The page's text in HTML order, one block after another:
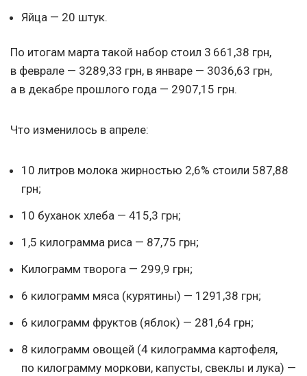
Яйца — 20 штук.
По итогам марта такой набор стоил 3 661,38 грн,
в феврале — 3289,33 грн, в январе — 3036,63 грн,
а в декабре прошлого года — 2907,15 грн.
Что изменилось в апреле:
10 литров молока жирностью 2,6% стоили 587,88
грн;
10 буханок хлеба — 415,3 грн;
1,5 килограмма риса — 87,75 грн;
Килограмм творога — 299,9 грн;
6 килограмм мяса (курятины) — 1291,38 грн;
6 килограмм фруктов (яблок) — 281,64 грн;
8 килограмм овощей (4 килограмма картофеля,
по килограмму моркови, капусты, свеклы и лука) —